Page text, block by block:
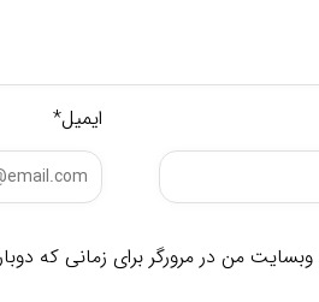
ایمیل*
وبسایت من در مرورگر برای زمانی که